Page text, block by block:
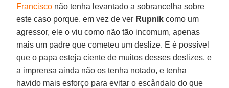
Francisco não tenha levantado a sobrancelha sobre
este caso porque, em vez de ver Rupnik como um
agressor, ele o viu como não tão incomum, apenas
mais um padre que cometeu um deslize. E é possível
que o papa esteja ciente de muitos desses deslizes, e
a imprensa ainda não os tenha notado, e tenha
havido mais esforço para evitar o escândalo do que